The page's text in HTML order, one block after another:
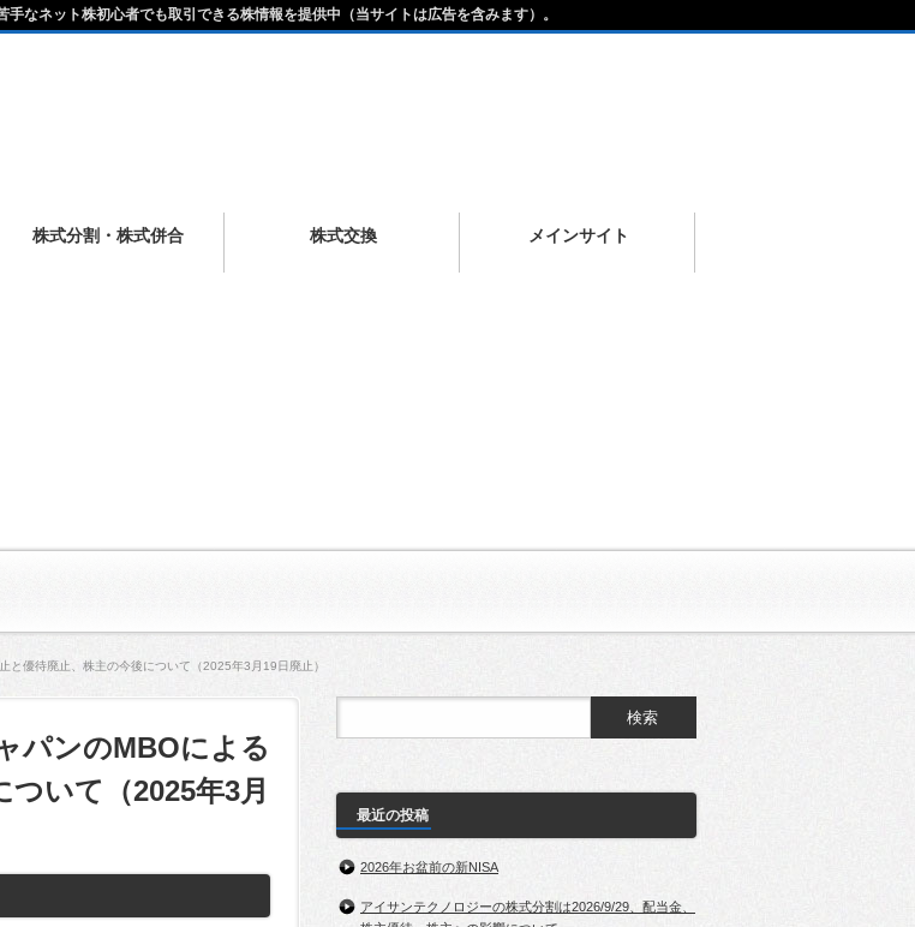
株式分割・株式併合 株式交換 メインサイト
なネット株初心者でも取引できる株情報を提供中（当サイトは広告を含みます）。
と優待廃止、株主の今後について（2025年3月19日廃止）
パンのMBOによる
いて（2025年3月
最近の投稿
2026年お盆前の新NISA
アイサンテクノロジーの株式分割は2026/9/29、配当金、